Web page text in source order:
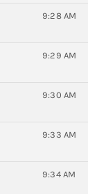
9:28 AM
9:29 AM
9:30 AM
9:33 AM
9:34 AM